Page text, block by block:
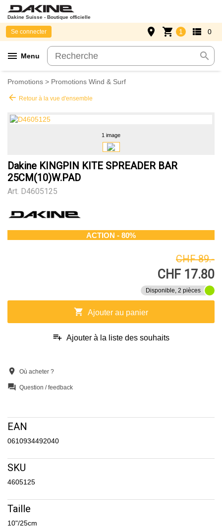
Dakine Suisse - Boutique officielle
menu Menu search
Se connecter place shopping_cart 1 view_list 0
Promotions > Promotions Wind & Surf
arrow_back Retour à la vue d'ensemble
1 image
Dakine KINGPIN KITE SPREADER BAR
25CM(10)W.PAD
Art. D4605125
ACTION - 80%
CHF 89.-
CHF 17.80
Disponible, 2 pièces
shopping_cart Ajouter au panier
playlist_add Ajouter à la liste des souhaits
location_on Où acheter ?
question_answer Question / feedback
EAN
0610934492040
SKU
4605125
Taille
10"/25cm